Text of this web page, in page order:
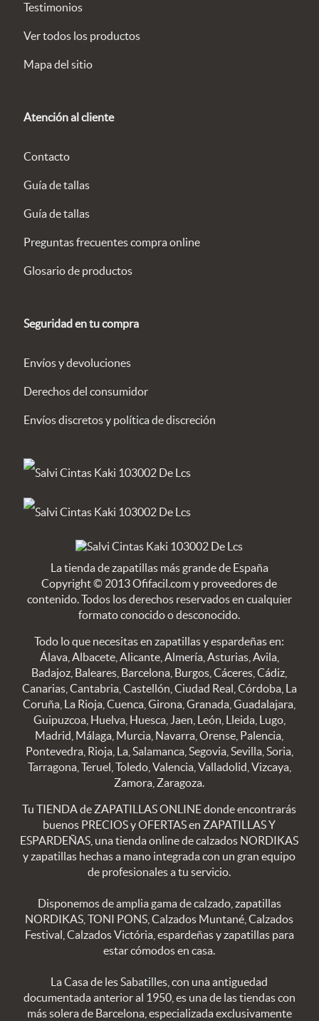
Testimonios
Ver todos los productos
Mapa del sitio
Atención al cliente
Contacto
Guía de tallas
Guía de tallas
Preguntas frecuentes compra online
Glosario de productos
Seguridad en tu compra
Envíos y devoluciones
Derechos del consumidor
Envíos discretos y política de discreción
La tienda de zapatillas más grande de España
Copyright © 2013 Ofifacil.com y proveedores de
contenido. Todos los derechos reservados en cualquier
formato conocido o desconocido.
Todo lo que necesitas en zapatillas y espardeñas en:
Álava, Albacete, Alicante, Almería, Asturias, Avila,
Badajoz, Baleares, Barcelona, Burgos, Cáceres, Cádiz,
Canarias, Cantabria, Castellón, Ciudad Real, Córdoba, La
Coruña, La Rioja, Cuenca, Girona, Granada, Guadalajara,
Guipuzcoa, Huelva, Huesca, Jaen, León, Lleida, Lugo,
Madrid, Málaga, Murcia, Navarra, Orense, Palencia,
Pontevedra, Rioja, La, Salamanca, Segovia, Sevilla, Soria,
Tarragona, Teruel, Toledo, Valencia, Valladolid, Vizcaya,
Zamora, Zaragoza.
Tu TIENDA de ZAPATILLAS ONLINE donde encontrarás
buenos PRECIOS y OFERTAS en ZAPATILLAS Y
ESPARDEÑAS, una tienda online de calzados NORDIKAS
y zapatillas hechas a mano integrada con un gran equipo
de profesionales a tu servicio.
Disponemos de amplia gama de calzado, zapatillas
NORDIKAS, TONI PONS, Calzados Muntané, Calzados
Festival, Calzados Victória, espardeñas y zapatillas para
estar cómodos en casa.
La Casa de les Sabatilles, con una antiguedad
documentada anterior al 1950, es una de las tiendas con
más solera de Barcelona, especializada exclusivamente